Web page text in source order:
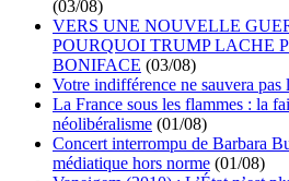
(03/08)
VERS UNE NOUVELLE
POURQUOI TRUMP LACHE
BONIFACE (03/08)
Votre indifférence ne sauvera pas
La France sous les flammes : la
néolibéralisme (01/08)
Concert interrompu de Barbara
médiatique hors norme (01/08)